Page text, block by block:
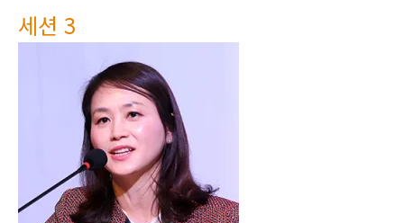
세션 3